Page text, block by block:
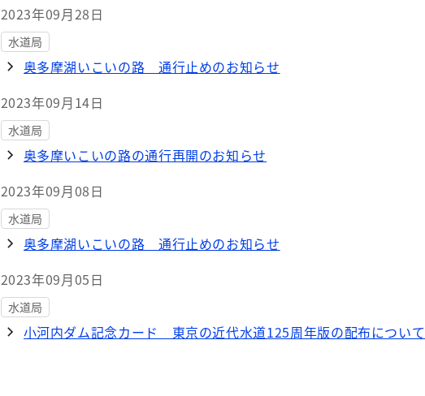
2023年09月28日
水道局
奥多摩湖いこいの路 通行止めのお知らせ
2023年09月14日
水道局
奥多摩いこいの路の通行再開のお知らせ
2023年09月08日
水道局
奥多摩湖いこいの路 通行止めのお知らせ
2023年09月05日
水道局
小河内ダム記念カード 東京の近代水道125周年版の配布について